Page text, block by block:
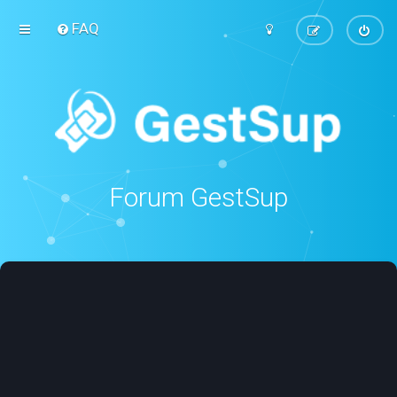
FAQ
Forum GestSup